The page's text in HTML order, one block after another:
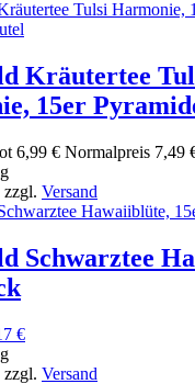
Kräutertee
15er
6,99 € Normal­preis 7,49
zzgl. Versand
Schwarztee
€
zzgl. Versand